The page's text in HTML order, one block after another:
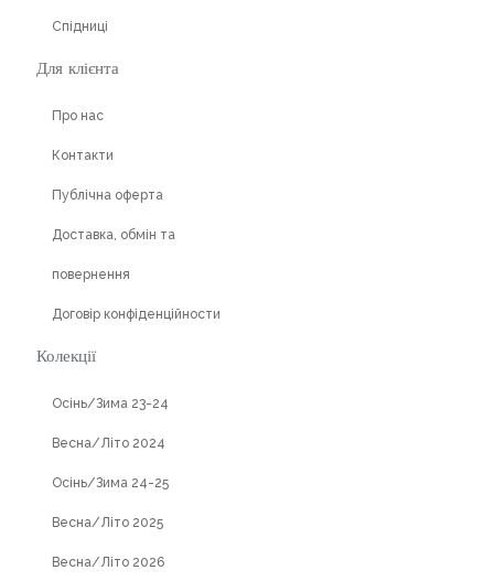
Спідниці
Для клієнта
Про нас
Контакти
Публічна оферта
Доставка, обмін та
повернення
Договір конфіденційности
Колекції
Осінь/Зима 23-24
Весна/Літо 2024
Осінь/Зима 24-25
Весна/Літо 2025
Весна/Літо 2026